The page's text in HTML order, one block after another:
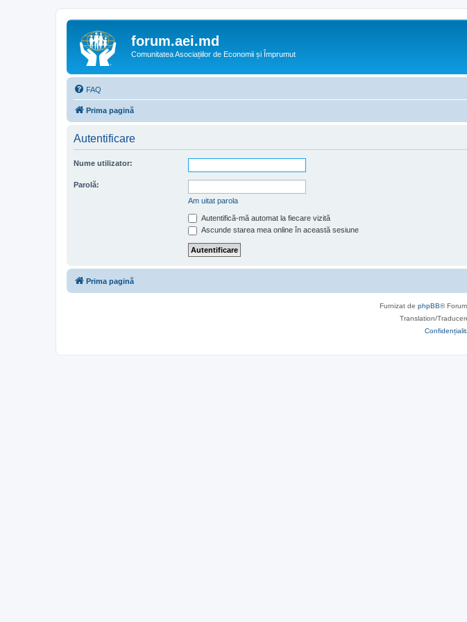
forum.aei.md
Comunitatea Asociațiilor de Economii și Împrumut
FAQ
Prima pagină
Autentificare
Nume utilizator:
Parolă:
Am uitat parola
Autentifică-mă automat la fiecare vizită
Ascunde starea mea online în această sesiune
Prima pagină
Furnizat de phpBB®
Translation/